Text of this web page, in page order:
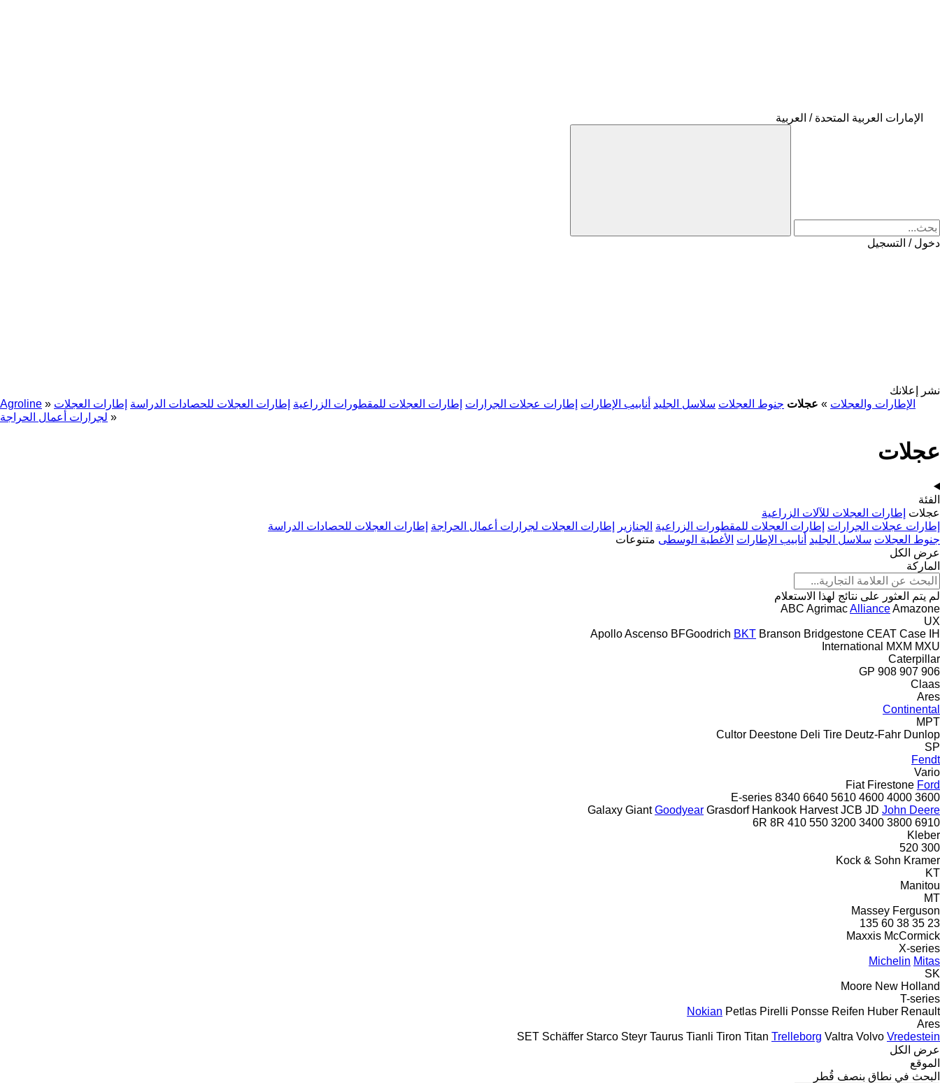
الإمارات العربية المتحدة / العربية
دخول / التسجيل
نشر إعلانك
Agroline » الإطارات والعجلات » عجلات جنوط العجلات سلاسل الجليد أنابيب الإطارات إطارات عجلات الجرارات إطارات العجلات للمقطورات الزراعية إطارات العجلات للحصادات الدراسة إطارات العجلات
لجرارات أعمال الحراجة »
عجلات
الفئة
عجلات إطارات العجلات للآلات الزراعية
إطارات عجلات الجرارات إطارات العجلات للمقطورات الزراعية الجنازير إطارات العجلات لجرارات أعمال الحراجة إطارات العجلات للحصادات الدراسة
جنوط العجلات سلاسل الجليد أنابيب الإطارات الأغطية الوسطى متنوعات
عرض الكل
الماركة
لم يتم العثور على نتائج لهذا الاستعلام
ABC AgrimacAllianceAmazone
UX
ApolloAscenso BFGoodrich BKT Branson Bridgestone CEAT Case IH
International
MXM MXU
Caterpillar
906
907
908
GP
Claas
Ares
Continental
MPT
Cultor Deestone Deli Tire Deutz-Fahr Dunlop
SP
Fendt
Vario
Fiat Firestone Ford
3600
4000
4600
5610
6640
8340
E-series
Galaxy Giant Goodyear Grasdorf Hankook Harvest JCB JD John Deere
6R 8R 410 550 3200 3400 3800 6910
Kleber
300
520
Kock & Sohn Kramer
KT
Manitou
MT
Massey Ferguson
23
35
38
60
135
Maxxis McCormick
X-series
Michelin Mitas
SK
Moore New Holland
T-series
Nokian Petlas Pirelli Ponsse Reifen Huber Renault
Ares
SET Schäffer Starco Steyr Taurus Tianli Tiron Titan Trelleborg Valtra Volvo Vredestein
عرض الكل
الموقع
البحث في نطاق بنصف قُطر